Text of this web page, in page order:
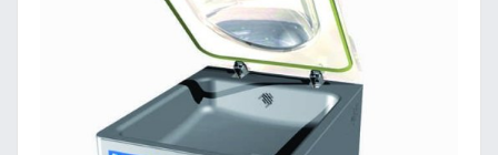
akár 10 program tárolására is alkalmas. A hegesztősín
pedig dupla varratot készít a zacskók 100%-os és tartós
lezárásához.A tökéletes vákuumszívásért a nagyteljesítményű,
világbajnok BUSCH szivattyú felel. A gép különleges
karbantartás nem igényel, a nagyszervízen kívül, melyet
telephelyünkön elvégzünk Önnek. Tulajdonságok: Anyaga
rozsdamentes acélDigitális kijelzőOlajcsere kijelzés10 program